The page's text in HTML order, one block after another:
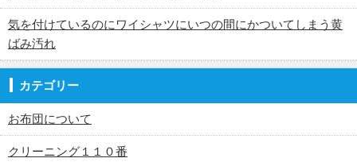
気を付けているのにワイシャツにいつの間にかついてしまう黄
ばみ汚れ
カテゴリー
お布団について
クリーニング１１０番